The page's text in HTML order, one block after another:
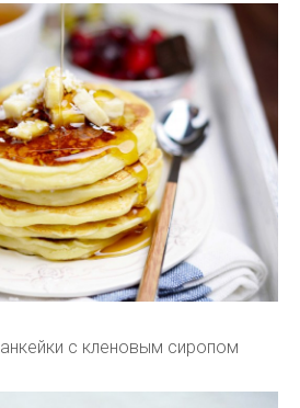
с кленовым сиропом